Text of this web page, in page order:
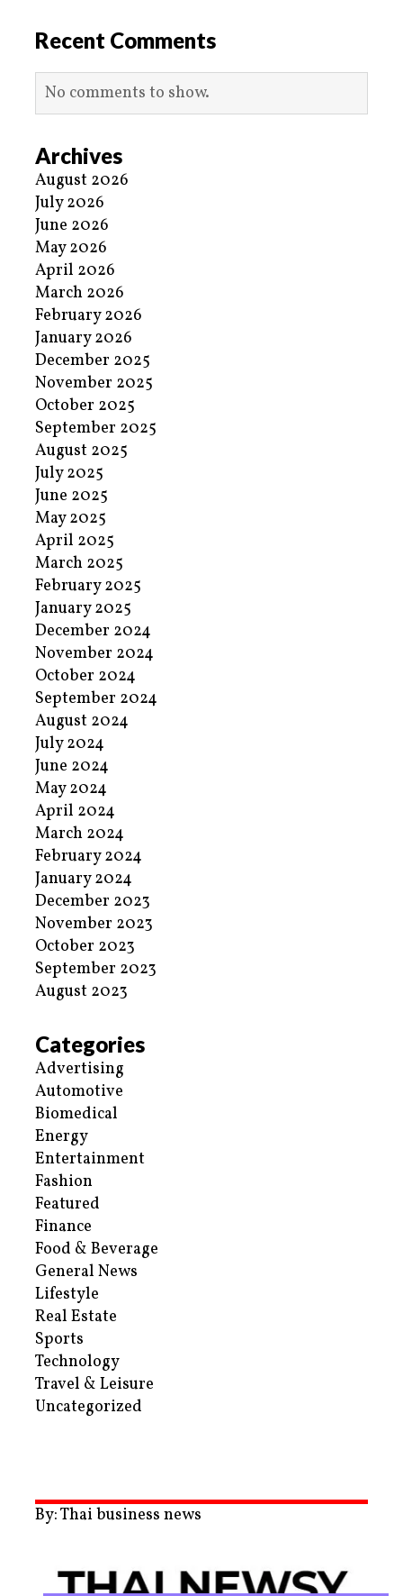
Recent Comments
No comments to show.
Archives
August 2026
July 2026
June 2026
May 2026
April 2026
March 2026
February 2026
January 2026
December 2025
November 2025
October 2025
September 2025
August 2025
July 2025
June 2025
May 2025
April 2025
March 2025
February 2025
January 2025
December 2024
November 2024
October 2024
September 2024
August 2024
July 2024
June 2024
May 2024
April 2024
March 2024
February 2024
January 2024
December 2023
November 2023
October 2023
September 2023
August 2023
Categories
Advertising
Automotive
Biomedical
Energy
Entertainment
Fashion
Featured
Finance
Food & Beverage
General News
Lifestyle
Real Estate
Sports
Technology
Travel & Leisure
Uncategorized
By: Thai business news